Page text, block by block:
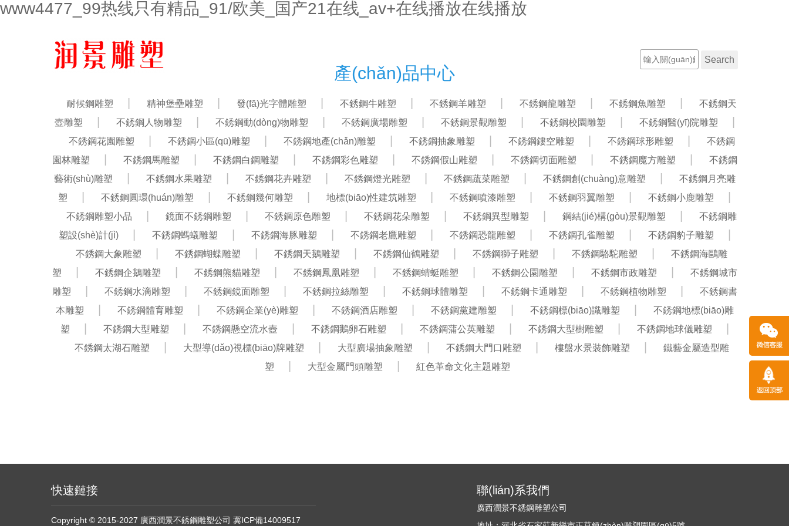
www4477_99热线只有精品_91/欧美_国产21在线_av+在线播放在线播放
產(chǎn)品中心
耐候鋼雕塑 精神堡壘雕塑 發(fā)光字體雕塑 不銹鋼牛雕塑 不銹鋼羊雕塑 不銹鋼龍雕塑 不銹鋼魚雕塑
不銹鋼天
壺雕塑
不銹鋼人物雕塑 不銹鋼動(dòng)物雕塑 不銹鋼廣場雕塑 不銹鋼景觀雕塑 不銹鋼校園雕塑
不銹鋼醫(yī)院雕塑
不銹鋼花園雕塑
不銹鋼小區(qū)雕塑 不銹鋼地產(chǎn)雕塑 不銹鋼抽象雕塑 不銹鋼鏤空雕塑 不銹鋼球形雕塑
不銹鋼
園林雕塑
不銹鋼馬雕塑 不銹鋼白鋼雕塑 不銹鋼彩色雕塑 不銹鋼假山雕塑 不銹鋼切面雕塑 不銹鋼魔方雕塑
不銹鋼
藝術(shù)雕塑
不銹鋼水果雕塑 不銹鋼花卉雕塑 不銹鋼燈光雕塑 不銹鋼蔬菜雕塑 不銹鋼創(chuàng)意雕塑
不銹鋼月亮雕
塑
不銹鋼圓環(huán)雕塑 不銹鋼幾何雕塑 地標(biāo)性建筑雕塑 不銹鋼噴漆雕塑 不銹鋼羽翼雕塑
不銹鋼小鹿雕塑
不銹鋼雕塑小品
鏡面不銹鋼雕塑 不銹鋼原色雕塑 不銹鋼花朵雕塑 不銹鋼異型雕塑 鋼結(jié)構(gòu)景觀雕塑
不銹鋼雕
塑設(shè)計(jì)
不銹鋼螞蟻雕塑 不銹鋼海豚雕塑 不銹鋼老鷹雕塑 不銹鋼恐龍雕塑 不銹鋼孔雀雕塑
不銹鋼豹子雕塑
不銹鋼大象雕塑
不銹鋼蝴蝶雕塑 不銹鋼天鵝雕塑 不銹鋼仙鶴雕塑 不銹鋼獅子雕塑 不銹鋼駱駝雕塑
不銹鋼海鷗雕
塑
不銹鋼企鵝雕塑 不銹鋼熊貓雕塑 不銹鋼鳳凰雕塑 不銹鋼蜻蜓雕塑 不銹鋼公園雕塑 不銹鋼市政雕塑
不銹鋼城市
雕塑
不銹鋼水滴雕塑 不銹鋼鏡面雕塑 不銹鋼拉絲雕塑 不銹鋼球體雕塑 不銹鋼卡通雕塑 不銹鋼植物雕塑
不銹鋼書
本雕塑
不銹鋼體育雕塑 不銹鋼企業(yè)雕塑 不銹鋼酒店雕塑 不銹鋼黨建雕塑 不銹鋼標(biāo)識雕塑
不銹鋼地標(biāo)雕
塑
不銹鋼大型雕塑 不銹鋼懸空流水壺 不銹鋼鵝卵石雕塑 不銹鋼蒲公英雕塑 不銹鋼大型樹雕塑
不銹鋼地球儀雕塑
不銹鋼太湖石雕塑
大型導(dǎo)視標(biāo)牌雕塑 大型廣場抽象雕塑 不銹鋼大門口雕塑 樓盤水景裝飾雕塑
鐵藝金屬造型雕
塑
大型金屬門頭雕塑 紅色革命文化主題雕塑
快速鏈接
Copyright © 2015-2027 廣西潤景不銹鋼雕塑公司 冀ICP備14009517
聯(lián)系我們
廣西潤景不銹鋼雕塑公司